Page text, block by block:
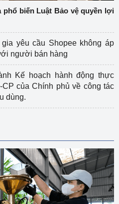
phổ biến Luật Bảo vệ quyền lợi
yêu cầu Shopee không áp
người bán hàng
Kế hoạch hành động thực
của Chính phủ về công tác
dùng.